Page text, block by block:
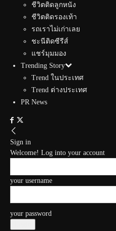
ชีวิตติดลูกหนัง
ชีวิตติดรองเท้า
รถเราไม่เก่าเลย
ชะนีติดซีรีส์
แชร์มุมมอง
Trending Story
Trend ในประเทศ
Trend ต่างประเทศ
PR News
Sign in
Welcome! Log into your account
your username
your password